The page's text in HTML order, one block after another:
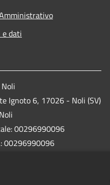
e dati
Ignoto 6, 17026 - Noli (SV)
00296990096
00296990096